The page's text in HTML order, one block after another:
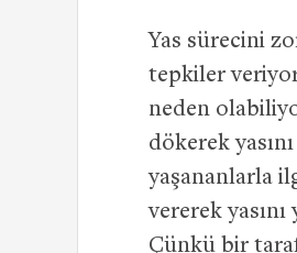
Yas sürecini
tepkiler
neden
dökerek
yaşananlarla
vererek
Çünkü bir